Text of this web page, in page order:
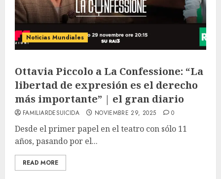
Noticias Mundiales
Ottavia Piccolo a La Confessione: “La
libertad de expresión es el derecho
más importante” | el gran diario
FAMILIARDESUICIDA NOVIEMBRE 29, 2025 0
Desde el primer papel en el teatro con sólo 11
años, pasando por el...
READ MORE